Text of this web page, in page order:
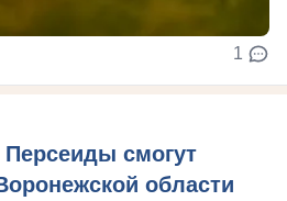
1
смогут
области